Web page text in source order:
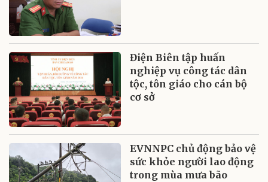
Điện Biên tập huấn
nghiệp vụ công tác dân
tộc, tôn giáo cho cán bộ
cơ sở
EVNNPC chủ động bảo vệ
sức khỏe người lao động
trong mùa mưa bão